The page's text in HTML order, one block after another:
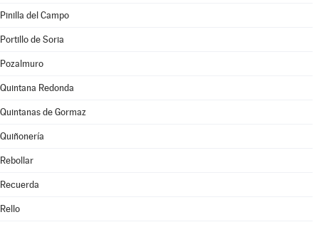
Pinilla del Campo
Portillo de Soria
Pozalmuro
Quintana Redonda
Quintanas de Gormaz
Quiñonería
Rebollar
Recuerda
Rello